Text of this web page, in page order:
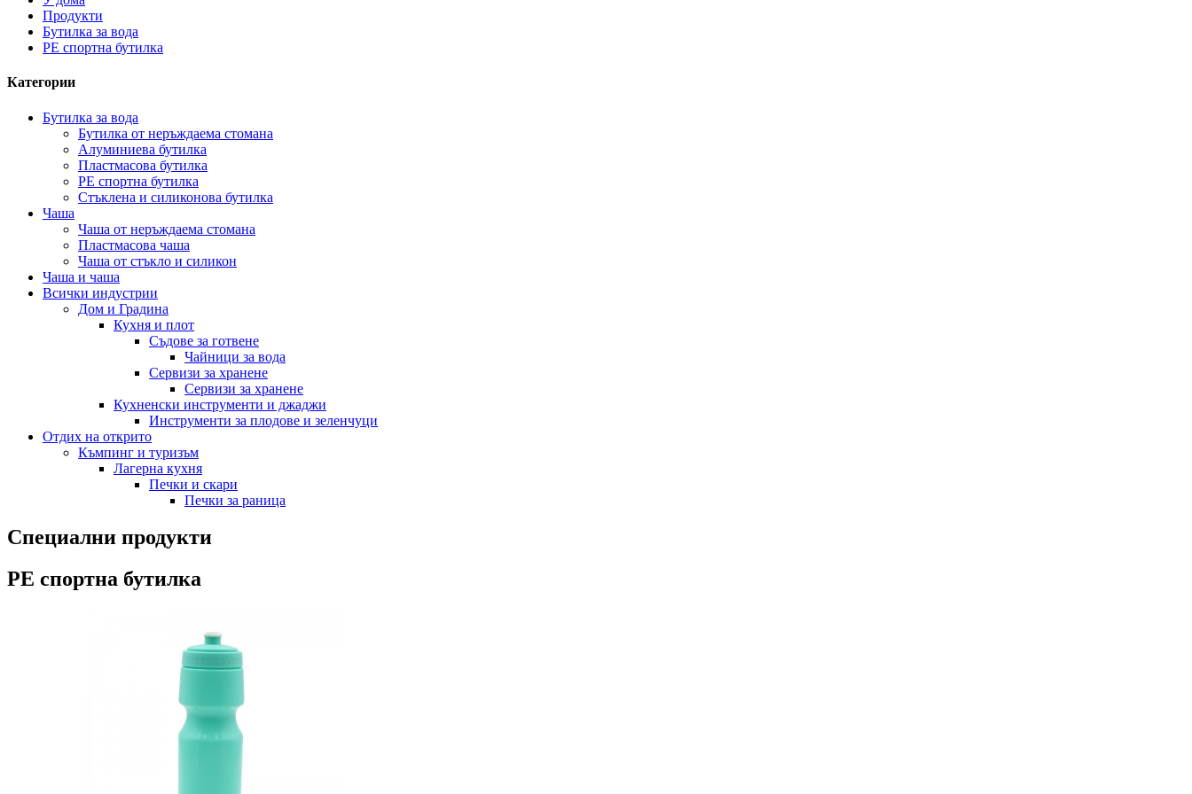
Продукти
Бутилка за вода
PE спортна бутилка
Категории
Бутилка за вода
Бутилка от неръждаема стомана
Алуминиева бутилка
Пластмасова бутилка
PE спортна бутилка
Стъклена и силиконова бутилка
Чаша
Чаша от неръждаема стомана
Пластмасова чаша
Чаша от стъкло и силикон
Чаша и чаша
Всички индустрии
Дом и Градина
Кухня и плот
Съдове за готвене
Чайници за вода
Сервизи за хранене
Сервизи за хранене
Кухненски инструменти и джаджи
Инструменти за плодове и зеленчуци
Отдих на открито
Къмпинг и туризъм
Лагерна кухня
Печки и скари
Печки за раница
Специални продукти
PE спортна бутилка